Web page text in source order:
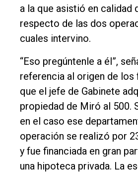
a la que asistió en calidad
respecto de las dos
cuales intervino.
“Eso pregúntenle a él”,
referencia al origen de
que el jefe de Gabinete
propiedad de Miró al 500.
en el caso ese
operación se realizó por
y fue financiada en gran
una hipoteca privada. La